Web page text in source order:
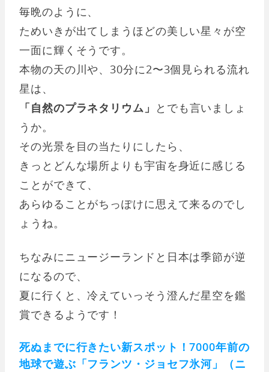
毎晩のように、
ためいきが出てしまうほどの美しい星々が空
一面に輝くそうです。
本物の天の川や、30分に2〜3個見られる流れ
星は、
「自然のプラネタリウム」 とでも言いましょ
うか。
その光景を目の当たりにしたら、
きっとどんな場所よりも宇宙を身近に感じる
ことができて、
あらゆることがちっぽけに思えて来るのでし
ょうね。
ちなみにニュージーランドと日本は季節が逆
になるので、
夏に行くと、冷えていっそう澄んだ星空を鑑
賞できるようです！
死ぬまでに行きたい新スポット！7000年前の
地球で遊ぶ「フランツ・ジョセフ氷河」（ニ